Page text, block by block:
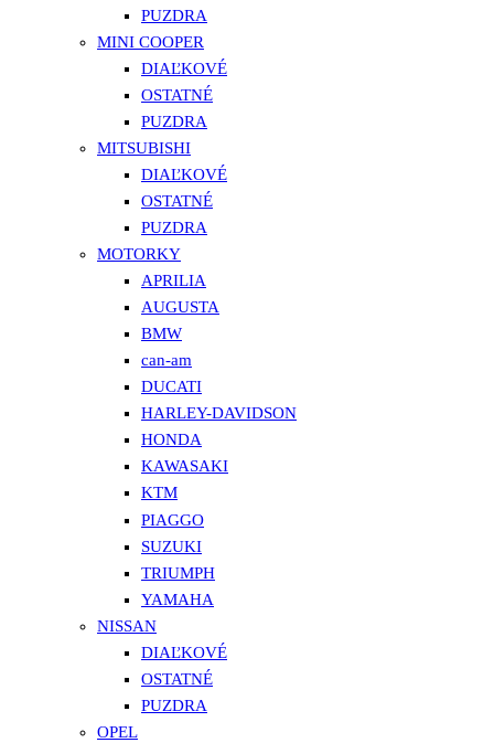
PUZDRA
MINI COOPER
DIAĽKOVÉ
OSTATNÉ
PUZDRA
MITSUBISHI
DIAĽKOVÉ
OSTATNÉ
PUZDRA
MOTORKY
APRILIA
AUGUSTA
BMW
can-am
DUCATI
HARLEY-DAVIDSON
HONDA
KAWASAKI
KTM
PIAGGO
SUZUKI
TRIUMPH
YAMAHA
NISSAN
DIAĽKOVÉ
OSTATNÉ
PUZDRA
OPEL